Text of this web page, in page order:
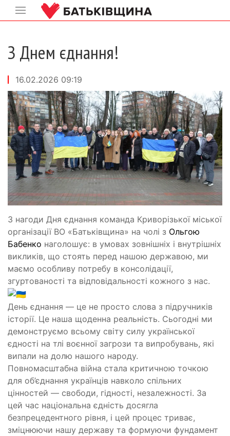
З Днем єднання!
16.02.2026 09:19
З нагоди Дня єднання команда Криворізької міської
організації ВО «Батьківщина» на чолі з Ольгою
Бабенко наголошує: в умовах зовнішніх і внутрішніх
викликів, що стоять перед нашою державою, ми
маємо особливу потребу в консолідації,
згуртованості та відповідальності кожного з нас.
День єднання — це не просто слова з підручників
історії. Це наша щоденна реальність. Сьогодні ми
демонструємо всьому світу силу української
єдності на тлі воєнної загрози та випробувань, які
випали на долю нашого народу.
Повномасштабна війна стала критичною точкою
для об’єднання українців навколо спільних
цінностей — свободи, гідності, незалежності. За
цей час національна єдність досягла
безпрецедентного рівня, і цей процес триває,
зміцнюючи нашу державу та формуючи фундамент